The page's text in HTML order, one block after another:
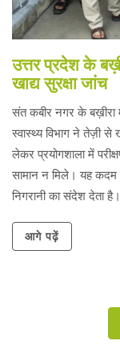
उत्तर प्रदेश के
खाद्य सुरक्षा जांच
संत कबीर नगर के
स्वास्थ्य विभाग ने तेज़ी
लेकर प्रयोगशाला में
सामान न मिले। यह कदम
निगरानी का संदेश देता
सूचना अभियान भी चलाएंगे।
आगे पढ़ें